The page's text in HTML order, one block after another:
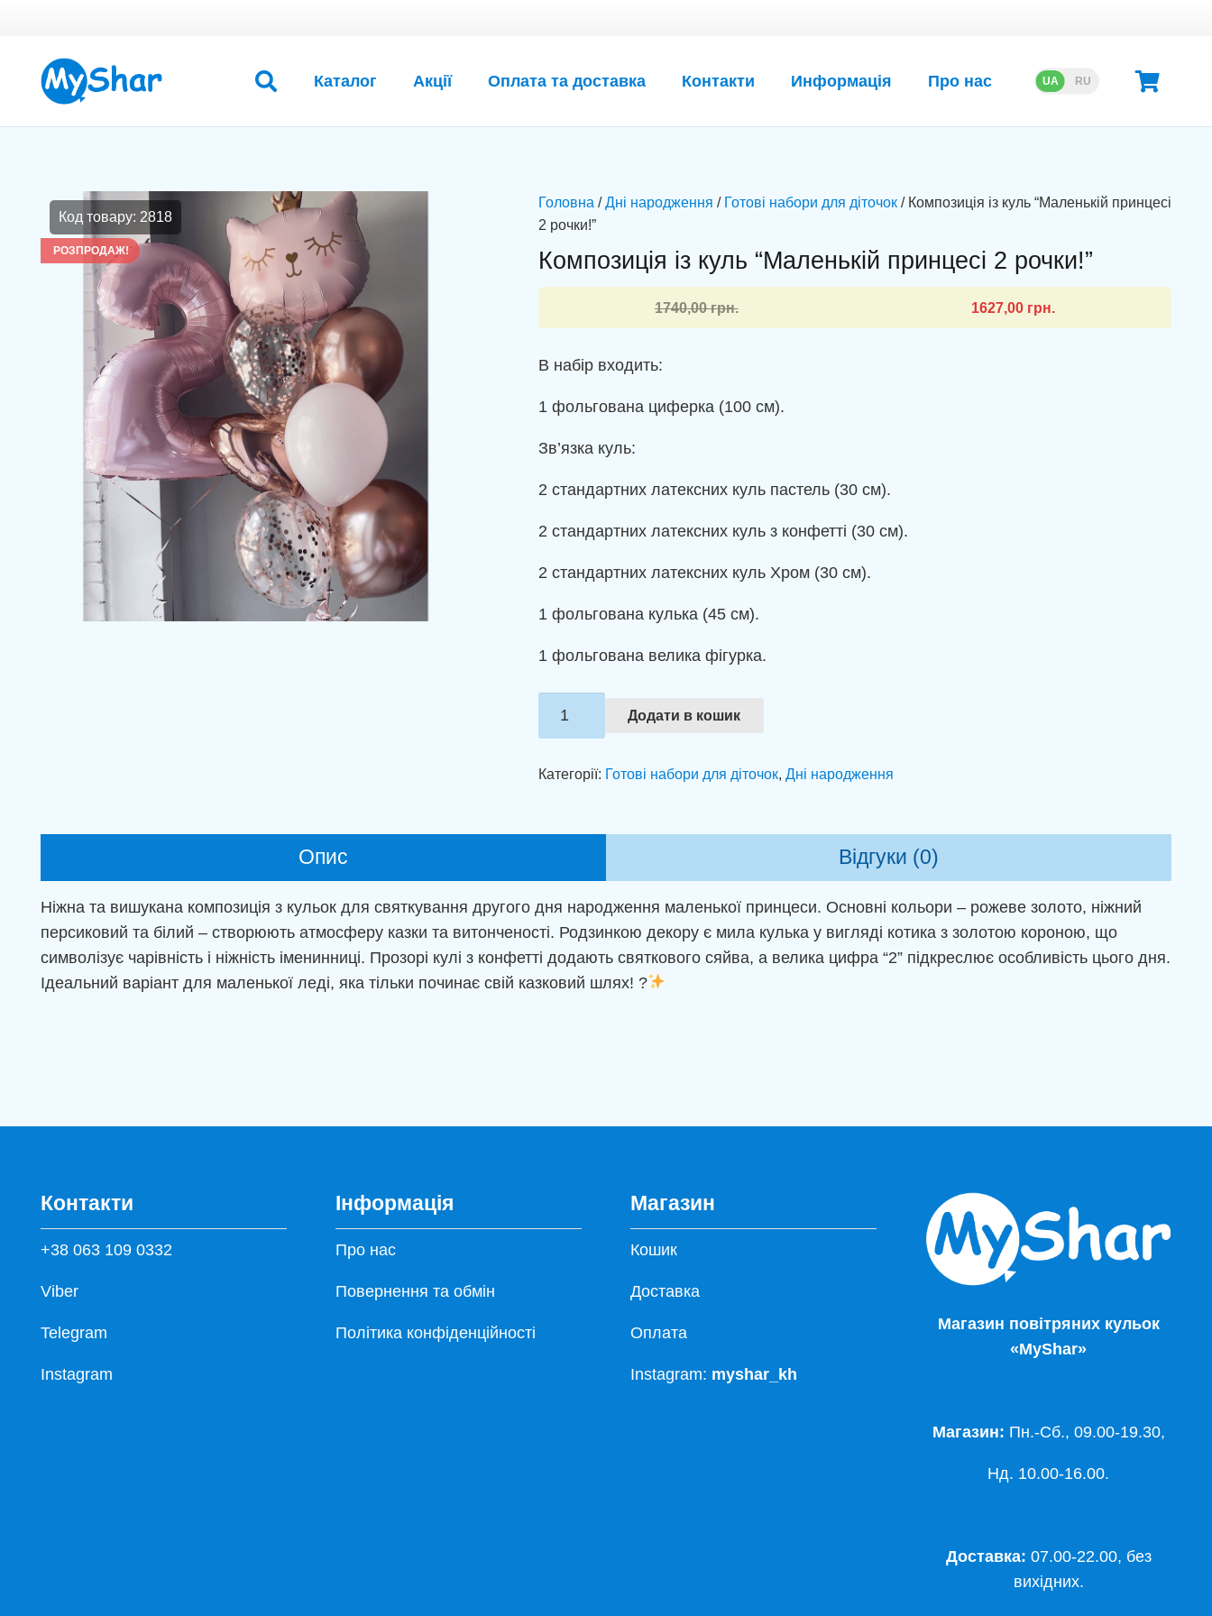
Каталог Акції Оплата та доставка Контакти Информація Про нас UA RU
Код товару: 2818
РОЗПРОДАЖ!
Головна /Дні народження / Готові набори для діточок/ Композиція із куль “Маленькій принцесі
2 рочки!”
Композиція із куль “Маленькій принцесі 2 рочки!”
1740,00грн.
Оригінальна
ціна:
1740,00 грн..
1627,00 грн.
ціна:
1627,00 грн..
В набір входить:
1 фольгована циферка (100 см).
Зв’язка куль:
2 стандартних латексних куль пастель (30 см).
2 стандартних латексних куль з конфетті (30 см).
2 стандартних латексних куль Хром (30 см).
1 фольгована кулька (45 см).
1 фольгована велика фігурка.
"Маленькій
2
кількість
Додати в кошик
Категорії: Готові набори для діточок, Дні народження
Опис Відгуки (0)
Ніжна та вишукана композиція з кульок для святкування другого дня народження маленької принцеси. Основні кольори – рожеве золото, ніжний
персиковий та білий – створюють атмосферу казки та витонченості. Родзинкою декору є мила кулька у вигляді котика з золотою короною, що
символізує чарівність і ніжність іменинниці. Прозорі кулі з конфетті додають святкового сяйва, а велика цифра “2” підкреслює особливість цього дня.
Ідеальний варіант для маленької леді, яка тільки починає свій казковий шлях! ?
Контакти
+38 063 109 0332
Viber
Telegram
Instagram
Інформація
Про нас
Повернення та обмін
Політика конфіденційності
Магазин
Кошик
Доставка
Оплата
Instagram: myshar_kh
Магазин повітряних кульок
«MyShar»
Магазин: Пн.-Сб., 09.00-19.30,
Нд. 10.00-16.00.
Доставка: 07.00-22.00, без
вихідних.